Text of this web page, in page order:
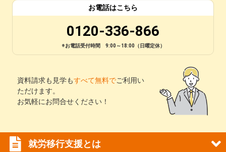
お電話はこちら
0120-336-866
※お電話受付時間 9:00～18:00（日曜定休）
資料請求も見学もすべて無料でご利用い
ただけます。
お気軽にお問合せください！
就労移行支援とは